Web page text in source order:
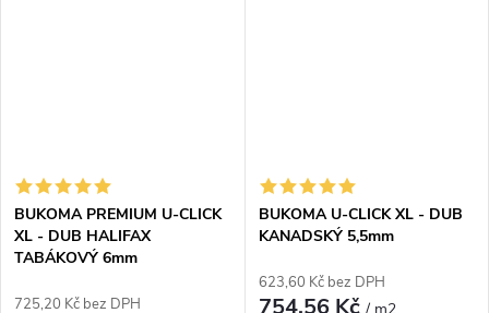
BUKOMA PREMIUM U-CLICK
XL - DUB HALIFAX
TABÁKOVÝ 6mm
725,20 Kč bez DPH
BUKOMA U-CLICK XL - DUB
KANADSKÝ 5,5mm
623,60 Kč bez DPH